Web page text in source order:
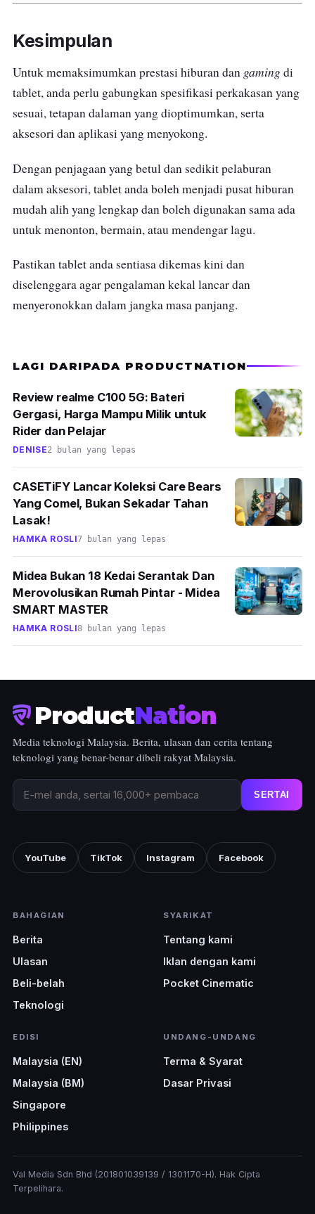
Kesimpulan
Untuk memaksimumkan prestasi hiburan dan gamingdi
tablet, anda perlu gabungkan spesifikasi perkakasan yang
sesuai, tetapan dalaman yang dioptimumkan, serta
aksesori dan aplikasi yang menyokong.
Dengan penjagaan yang betul dan sedikit pelaburan
dalam aksesori, tablet anda boleh menjadi pusat hiburan
mudah alih yang lengkap dan boleh digunakan sama ada
untuk menonton, bermain, atau mendengar lagu.
Pastikan tablet anda sentiasa dikemas kini dan
diselenggara agar pengalaman kekal lancar dan
menyeronokkan dalam jangka masa panjang.
LAGI DARIPADA PRODUCTNATION
Review realme C100 5G: Bateri
Gergasi, Harga Mampu Milik untuk
Rider dan Pelajar
DENISE2 bulan yang lepas
CASETiFY Lancar Koleksi Care Bears
Yang Comel, Bukan Sekadar Tahan
Lasak!
HAMKA ROSLI7 bulan yang lepas
Midea Bukan 18 Kedai Serantak Dan
Merovolusikan Rumah Pintar - Midea
SMART MASTER
HAMKA ROSLI8 bulan yang lepas
ProductNation
Media teknologi Malaysia. Berita, ulasan dan cerita tentang
teknologi yang benar-benar dibeli rakyat Malaysia.
SERTAI
YouTube TikTok Instagram Facebook
BAHAGIAN
Berita
Ulasan
Beli-belah
Teknologi
SYARIKAT
Tentang kami
Iklan dengan kami
Pocket Cinematic
EDISI
Malaysia (EN)
Malaysia (BM)
Singapore
Philippines
UNDANG-UNDANG
Terma & Syarat
Dasar Privasi
Val Media Sdn Bhd (201801039139 / 1301170-H). Hak Cipta
Terpelihara.